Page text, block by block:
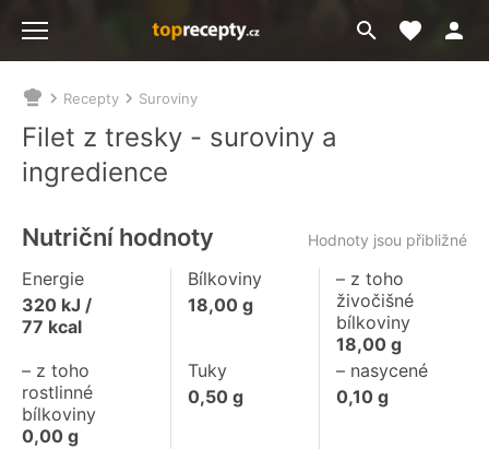
Přejít
na
Moje
Nacházíte
se
zde:
Recepty Suroviny
Filet z tresky - suroviny a
ingredience
Nutriční hodnoty Hodnoty jsou přibližné
Energie
320 kJ /
77 kcal
Bílkoviny
18,00g
– z toho
živočišné
bílkoviny
18,00g
– z toho
rostlinné
bílkoviny
0,00 g
Tuky
0,50g
– nasycené
0,10g